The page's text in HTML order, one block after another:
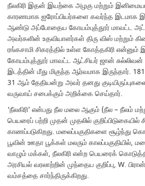
நீலகிரி இதன் இயற்கை அழகு மற்றும்
காரணமாக ஐரோப்பியர்களை கவர்ந்த இடமாக
ஆண்டு அப்போதைய கோயம்புத்தூர் மாவட்ட
அவர்களின் உதவியாளர்கள் திரு விஸ் மற்றும்
ரங்கசாமி சிகரத்தில் உள்ள கோத்தகிரி
கோயம்புத்தூர் மாவட்ட ஆட்சியர் ஜான்
இடத்தின் மீது மிகுந்த ஆர்வமாக இருந்தார்.
31 ஆம் தேதியன்று அவர் தனது
வருவாய் சபைக்கும் அறிக்கை செய்தார்.
‘நீலகிரி’ என்பது நீல மலை ஆகும் (நீல – நீலம்
பெயரைப் பற்றி முதன் முதலில் குறிப்பிடுகையில்
காணப்படுகிறது. மலைப்பகுதிகளை சூழ்ந்து
பூவின் ஊதா பூக்கள் மலரும் காலப்பகுதியில்,
வாழும் மக்கள், நீலகிரி என்ற பெயரைக்
அரசியல் வரலாற்றின் முந்தைய குறிப்பு, W.
வம்சத்தை சார்ந்திருக்கிறது.